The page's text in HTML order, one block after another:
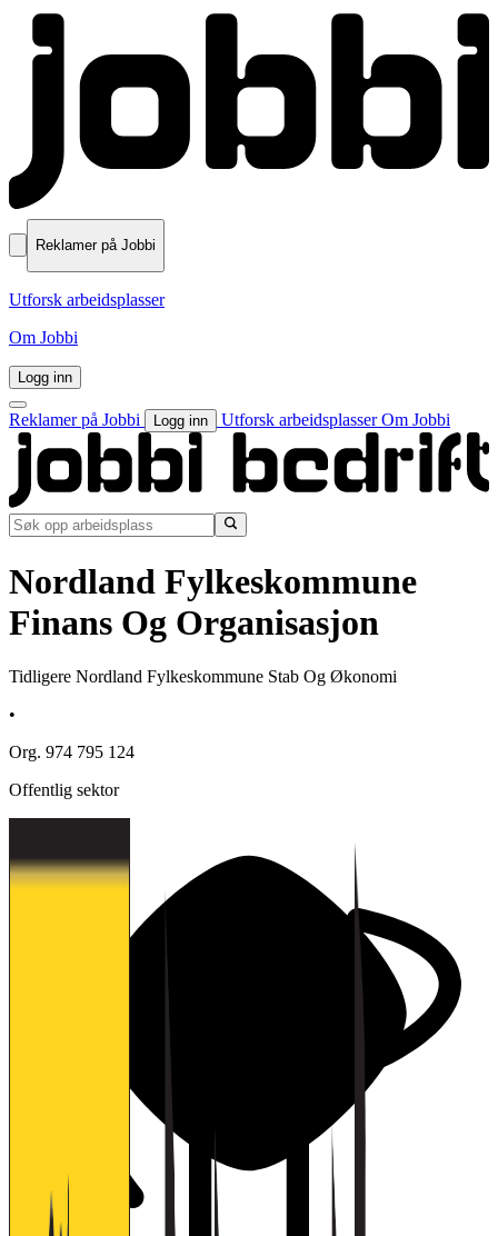
Reklamer på Jobbi
Utforsk arbeidsplasser
Om Jobbi
Logg inn
Reklamer på Jobbi Logg inn Utforsk arbeidsplasserOm Jobbi
Nordland Fylkeskommune
Finans Og Organisasjon
Tidligere Nordland Fylkeskommune Stab Og Økonomi
•
Org. 974 795 124
Offentlig sektor